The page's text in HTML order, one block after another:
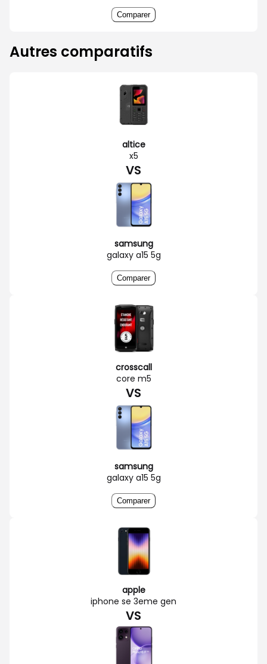
Comparer
Autres comparatifs
altice
x5
VS
samsung
galaxy a15 5g
Comparer
crosscall
core m5
VS
samsung
galaxy a15 5g
Comparer
apple
iphone se 3eme gen
VS